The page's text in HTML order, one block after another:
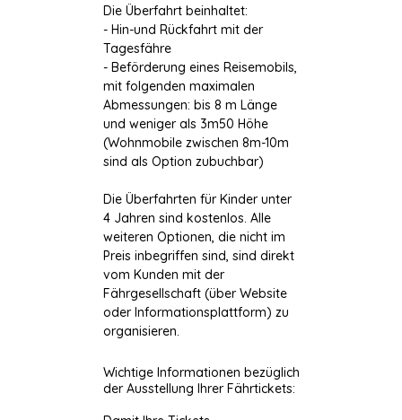
Die Überfahrt beinhaltet:
- Hin-und Rückfahrt mit der
Tagesfähre
- Beförderung eines Reisemobils,
mit folgenden maximalen
Abmessungen: bis 8 m Länge
und weniger als 3m50 Höhe
(Wohnmobile zwischen 8m-10m
sind als Option zubuchbar)
Die Überfahrten für Kinder unter
4 Jahren sind kostenlos. Alle
weiteren Optionen, die nicht im
Preis inbegriffen sind, sind direkt
vom Kunden mit der
Fährgesellschaft (über Website
oder Informationsplattform) zu
organisieren.
Wichtige Informationen bezüglich
der Ausstellung Ihrer Fährtickets: